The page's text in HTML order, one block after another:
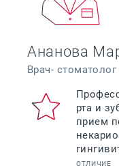
Ананова
Врач- стоматолог
рта и
прием
ОТЛИЧИЕ